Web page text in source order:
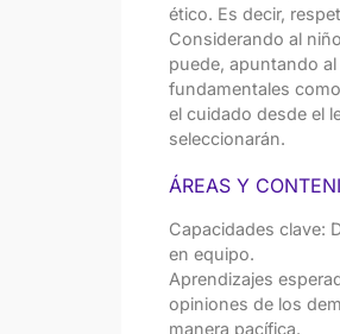
ético. Es decir,
Considerando al
puede, apuntando
fundamentales
el cuidado desde el
seleccionarán.
ÁREAS Y
Capacidades clave:
en equipo.
Aprendizajes
opiniones de los
manera pacífica.